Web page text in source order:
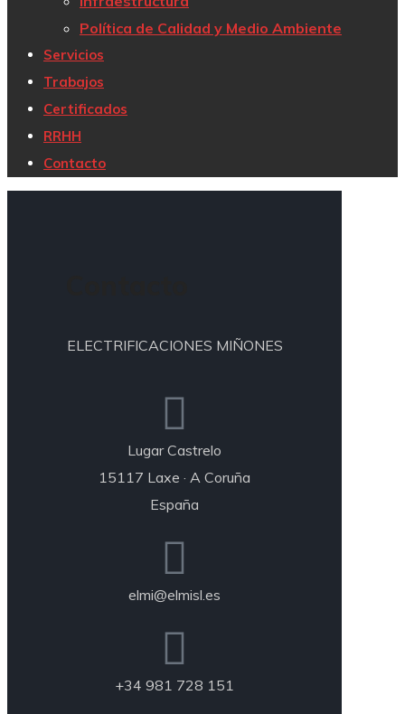
Política de Calidad y Medio Ambiente
Servicios
Trabajos
Certificados
RRHH
Contacto
ELECTRIFICACIONES MIÑONES
Lugar Castrelo
15117 Laxe · A Coruña
España
elmi@elmisl.es
+34 981 728 151